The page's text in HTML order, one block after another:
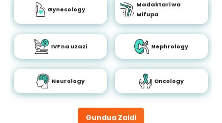
Gundua Zaidi
Gynecology
Madaktari wa
Mifupa
IVF na uzazi Nephrology
Neurology Oncology